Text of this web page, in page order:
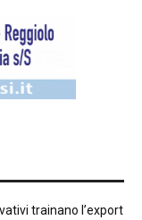
trainano l’export